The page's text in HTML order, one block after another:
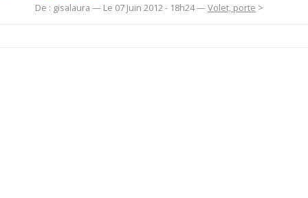
De : gisalaura — Le 07 Juin 2012 - 18h24 —Volet, porte >